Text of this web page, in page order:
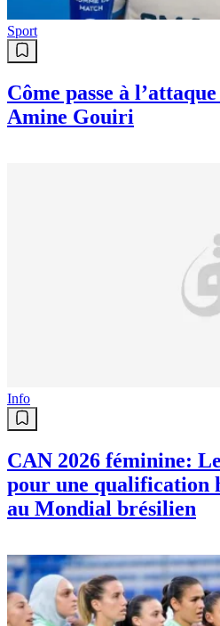
Sport
Côme passe à
Amine Gouiri
Info
CAN 2026 féminine:
pour une qualification
au Mondial brésilien